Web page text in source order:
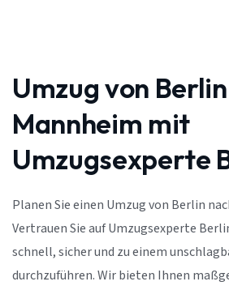
Umzug von
Mannheim mit
Umzugsexperte
Planen Sie einen Umzug von Berlin
Vertrauen Sie auf Umzugsexperte
schnell, sicher und zu einem
durchzuführen. Wir bieten Ihnen